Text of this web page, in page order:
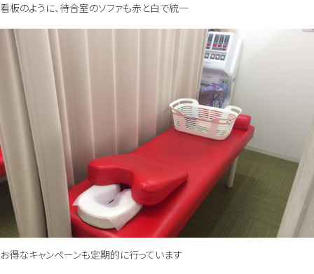
看板のように、待合室のソファも赤と白で統一
お得なキャンペーンも定期的に行っています